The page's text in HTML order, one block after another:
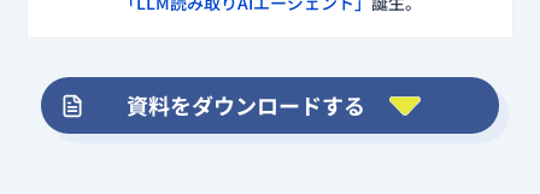
よくある質問
資料をダウンロードする